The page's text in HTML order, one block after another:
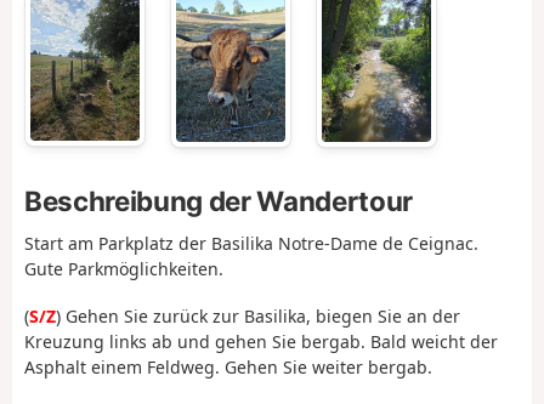
Beschreibung der Wandertour
Start am Parkplatz der Basilika Notre-Dame de Ceignac.
Gute Parkmöglichkeiten.
(S/Z) Gehen Sie zurück zur Basilika, biegen Sie an der
Kreuzung links ab und gehen Sie bergab. Bald weicht der
Asphalt einem Feldweg. Gehen Sie weiter bergab.